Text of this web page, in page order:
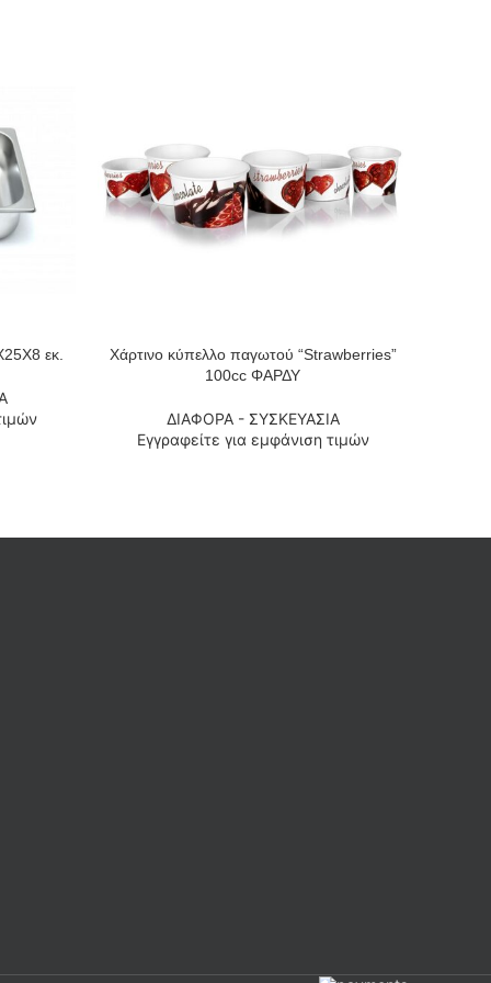
εκ. ΔΙΑΒΆΣΤΕ ΠΕΡΙΣΣΌΤΕΡΑ
Χάρτινο κύπελλο παγωτού “Strawberries”
100cc ΦΑΡΔΥ
ΔΙΑΦΟΡΑ - ΣΥΣΚΕΥΑΣΙΑ
Εγγραφείτε για εμφάνιση τιμών